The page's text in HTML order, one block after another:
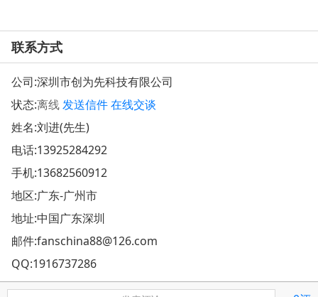
联系方式
公司:深圳市创为先科技有限公司
状态:离线发送信件在线交谈
姓名:刘进(先生)
电话:13925284292
手机:13682560912
地区:广东-广州市
地址:中国广东深圳
邮件:fanschina88@126.com
QQ:1916737286